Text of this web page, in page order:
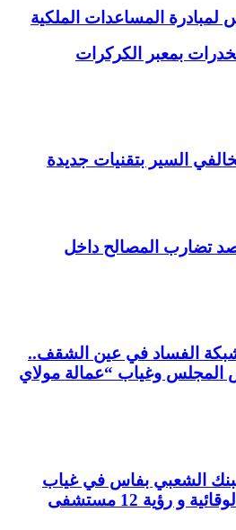
المساعدات الملكية
بمعبر الكركرات
السير بتقنيات جديدة
تضارب المصالح داخل
شبكة الفساد في عين الشقف..
المجلس وغياب “عمالة مولاي
الشعبي بفاس في غياب
تنزيل إجراءات التدابير الوقائية و رؤية 12 مستشفى